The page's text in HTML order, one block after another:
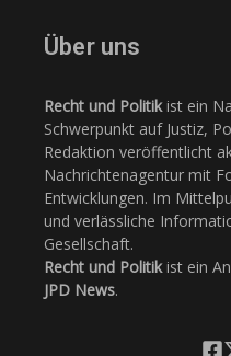
Über uns
Recht und Politikist ein
Schwerpunkt auf Justiz,
Redaktion veröffentlicht
Nachrichtenagentur mit
Entwicklungen. Im
und verlässliche
Gesellschaft.
Recht und Politikist ein
JPD News.